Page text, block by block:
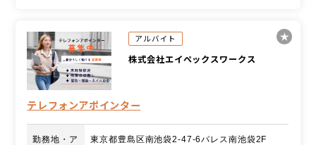
アルバイト
株式会社エイペックスワークス
テレフォンアポインター
勤務地・ア
東京都豊島区南池袋2-47-6パレス南池袋2F